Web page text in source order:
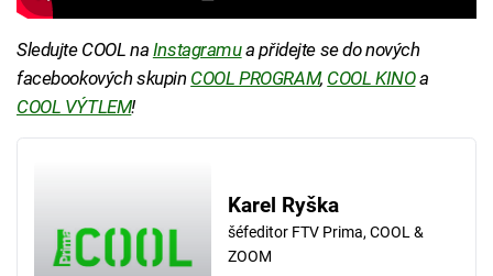
Sledujte COOL na Instagramua přidejte se do nových
facebookových skupin COOL PROGRAM, COOL KINOa
COOL VÝTLEM!
Karel Ryška
šéfeditor FTV Prima, COOL &
ZOOM